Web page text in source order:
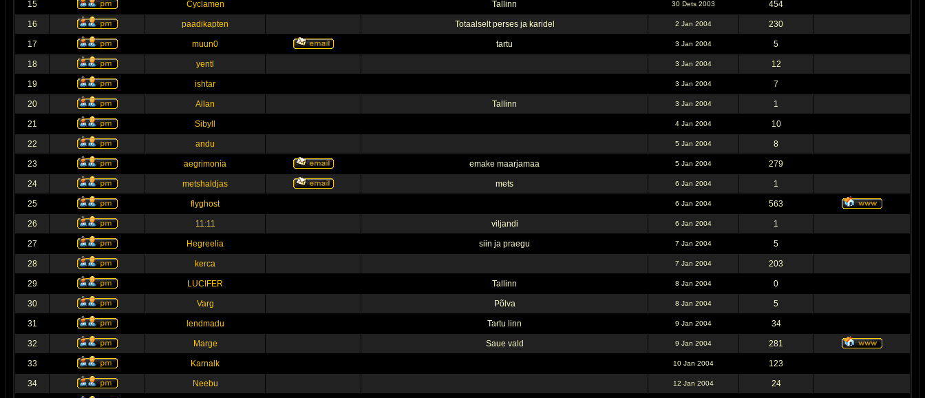
15 Cyclamen Tallinn 30 Dets 2003 454
16 paadikapten Totaalselt perses ja karidel 2 Jan 2004 230
17 muun0 tartu 3 Jan 2004 5
18 yentl 3 Jan 2004 12
19 ishtar 3 Jan 2004 7
20 Allan Tallinn 3 Jan 2004 1
21 Sibyll 4 Jan 2004 10
22 andu 5 Jan 2004 8
23 aegrimonia emake maarjamaa 5 Jan 2004 279
24 metshaldjas mets 6 Jan 2004 1
25 flyghost 6 Jan 2004 563
26 11:11 viljandi 6 Jan 2004 1
27 Hegreelia siin ja praegu 7 Jan 2004 5
28 kerca 7 Jan 2004 203
29 LUCIFER Tallinn 8 Jan 2004 0
30 Varg Põlva 8 Jan 2004 5
31 lendmadu Tartu linn 9 Jan 2004 34
32 Marge Saue vald 9 Jan 2004 281
33 Karnalk 10 Jan 2004 123
34 Neebu 12 Jan 2004 24